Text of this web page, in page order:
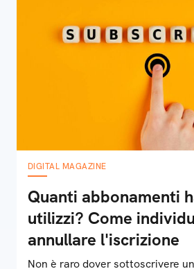
DIGITAL MAGAZINE
Quanti abbonamenti
utilizzi? Come
annullare l'iscrizione
Non è raro dover sottoscrivere